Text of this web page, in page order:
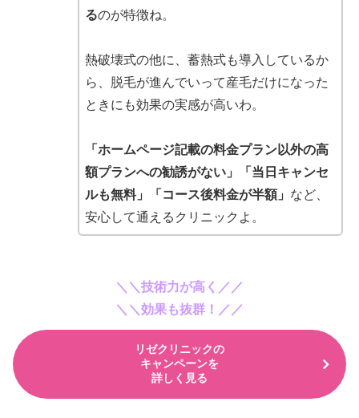
るのが特徴ね。
熱破壊式の他に、蓄熱式も導入しているか
ら、脱毛が進んでいって産毛だけになった
ときにも効果の実感が高いわ。
「ホームページ記載の料金プラン以外の高
額プランへの勧誘がない」「当日キャンセ
ルも無料」「コース後料金が半額」 など、
安心して通えるクリニックよ。
＼＼技術力が高く／／
＼＼効果も抜群！／／
リゼクリニックの
キャンペーンを
詳しく見る